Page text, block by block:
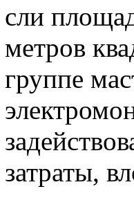
сли
метров
группе
затраты,